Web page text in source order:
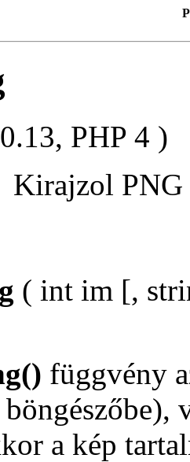
PHP 4 )
Kirajzol PNG
( int im [,
függvény
a kép